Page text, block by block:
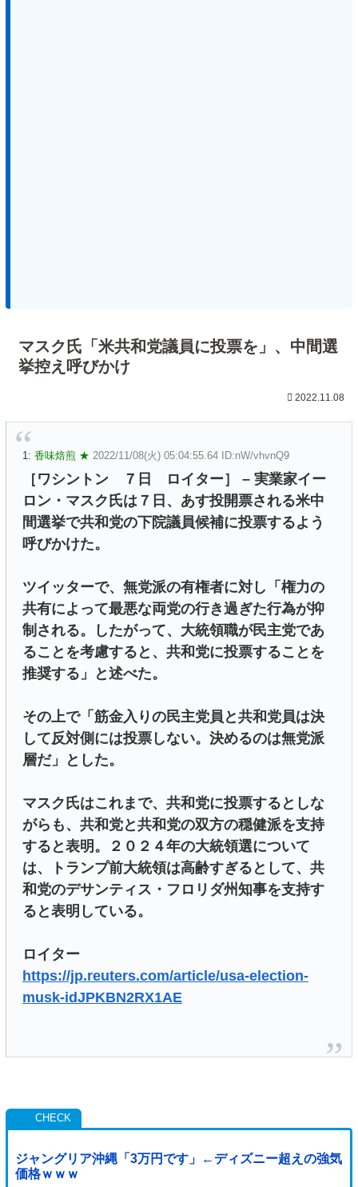
マスク氏「米共和党議員に投票を」、中間選
挙控え呼びかけ
2022.11.08
1: 香味焙煎 ★ 2022/11/08(火) 05:04:55.64 ID:nW/vhvnQ9
［ワシントン ７日 ロイター］ – 実業家イー
ロン・マスク氏は７日、あす投開票される米中
間選挙で共和党の下院議員候補に投票するよう
呼びかけた。
ツイッターで、無党派の有権者に対し「権力の
共有によって最悪な両党の行き過ぎた行為が抑
制される。したがって、大統領職が民主党であ
ることを考慮すると、共和党に投票することを
推奨する」と述べた。
その上で「筋金入りの民主党員と共和党員は決
して反対側には投票しない。決めるのは無党派
層だ」とした。
マスク氏はこれまで、共和党に投票するとしな
がらも、共和党と共和党の双方の穏健派を支持
すると表明。２０２４年の大統領選について
は、トランプ前大統領は高齢すぎるとして、共
和党のデサンティス・フロリダ州知事を支持す
ると表明している。
ロイター
https://jp.reuters.com/article/usa-election-
musk-idJPKBN2RX1AE
ジャングリア沖縄「3万円です」←ディズニー超えの強気
価格ｗｗｗ